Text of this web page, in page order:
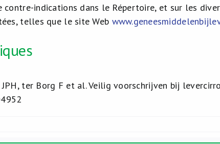
contre-indications dans le Répertoire, et sur les
telles que le site Web
JPH, ter Borg F et al. Veilig voorschrijven bij